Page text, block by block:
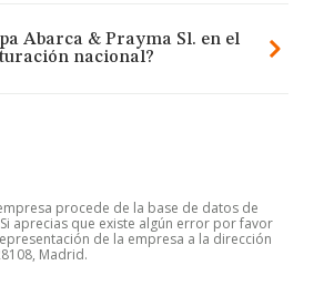
Abarca & Prayma Sl. en el
nacional?
procede de la base de datos de
Si aprecias que existe algún error por favor
de la empresa a la dirección
Madrid.